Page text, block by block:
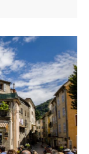
à la Belle
et à la
unique réunit
célébration